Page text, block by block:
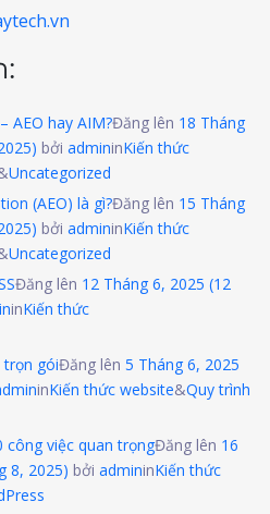
AEO hay AIM?Đăng lên 18 Tháng
bởi admininKiến thức
Uncategorized
(AEO) là gì?Đăng lên 15 Tháng
bởi admininKiến thức
Uncategorized
Đăng lên 12 Tháng 6, 2025 (12
inKiến thức
trọn góiĐăng lên 5 Tháng 6, 2025
inKiến thức website&Quy trình
việc quan trọngĐăng lên 16
8, 2025) bởi admininKiến thức